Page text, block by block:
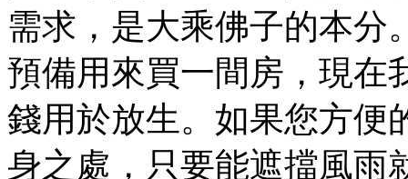
需求，是大乘佛子的本分
預備用來買一間房，現在
錢用於放生。如果您方便
身之處，只要能遮擋風雨